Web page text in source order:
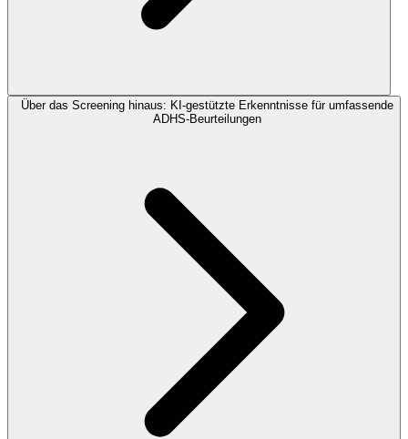
Über das Screening hinaus: KI-gestützte Erkenntnisse für umfassende
ADHS-Beurteilungen